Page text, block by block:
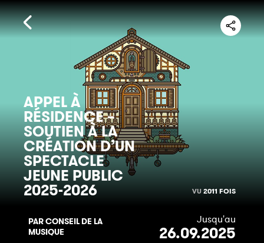
APPEL À
RÉSIDENCE –
SOUTIEN À LA
CRÉATION D’UN
SPECTACLE
JEUNE PUBLIC
2025-2026 VU 2011 FOIS
PAR CONSEIL DE LA
MUSIQUE
Jusqu'au
26.09.2025